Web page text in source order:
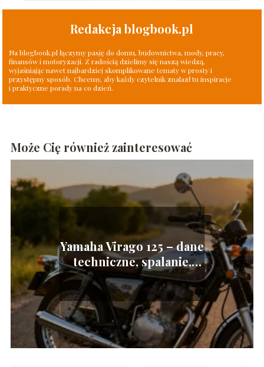
Redakcja blogbook.pl
Na blogbook.pl łączymy pasję do domu, budownictwa, mody, pracy,
finansów i motoryzacji. Z radością dzielimy się naszą wiedzą,
wyjaśniając nawet najbardziej skomplikowane tematy w prosty i
przystępny sposób. Chcemy, aby każdy czytelnik znalazł tu inspiracje
i praktyczne porady na co dzień.
Może Cię również zainteresować
Yamaha Virago 125 – dane
techniczne, spalanie,
opinie